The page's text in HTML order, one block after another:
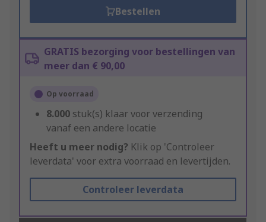
Bestellen
GRATIS bezorging voor bestellingen van
meer dan € 90,00
Op voorraad
8.000 stuk(s) klaar voor verzending
vanaf een andere locatie
Heeft u meer nodig? Klik op 'Controleer
leverdata' voor extra voorraad en levertijden.
Controleer leverdata